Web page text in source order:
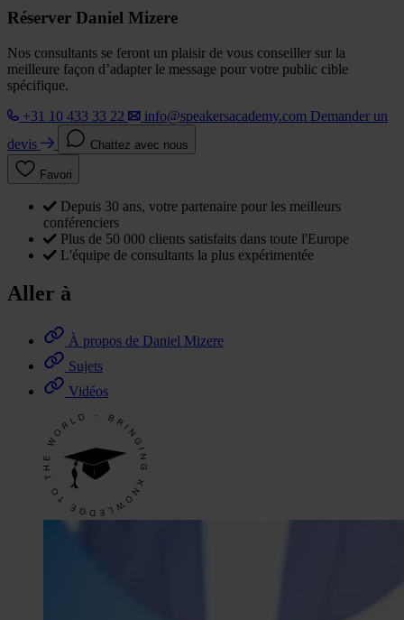
Réserver Daniel Mizere
Nos consultants se feront un plaisir de vous conseiller sur la
meilleure façon d’adapter le message pour votre public cible
spécifique.
+31 10 433 33 22
info@speakersacademy.com Demander un
devis
Chattez avec nous
Favori
Depuis 30 ans, votre partenaire pour les meilleurs
conférenciers
Plus de 50 000 clients satisfaits dans toute l'Europe
L'équipe de consultants la plus expérimentée
Aller à
À propos de Daniel Mizere
Sujets
Vidéos